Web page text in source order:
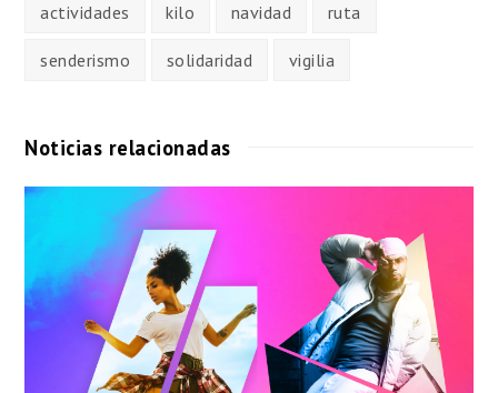
actividades kilo navidad ruta
senderismo solidaridad vigilia
Noticias relacionadas